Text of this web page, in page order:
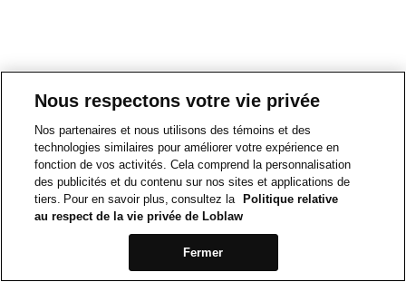
Nous respectons votre vie privée
Nos partenaires et nous utilisons des témoins et des
technologies similaires pour améliorer votre expérience en
fonction de vos activités. Cela comprend la personnalisation
des publicités et du contenu sur nos sites et applications de
tiers. Pour en savoir plus, consultez la
Politique relative
au respect de la vie privée de Loblaw
Fermer